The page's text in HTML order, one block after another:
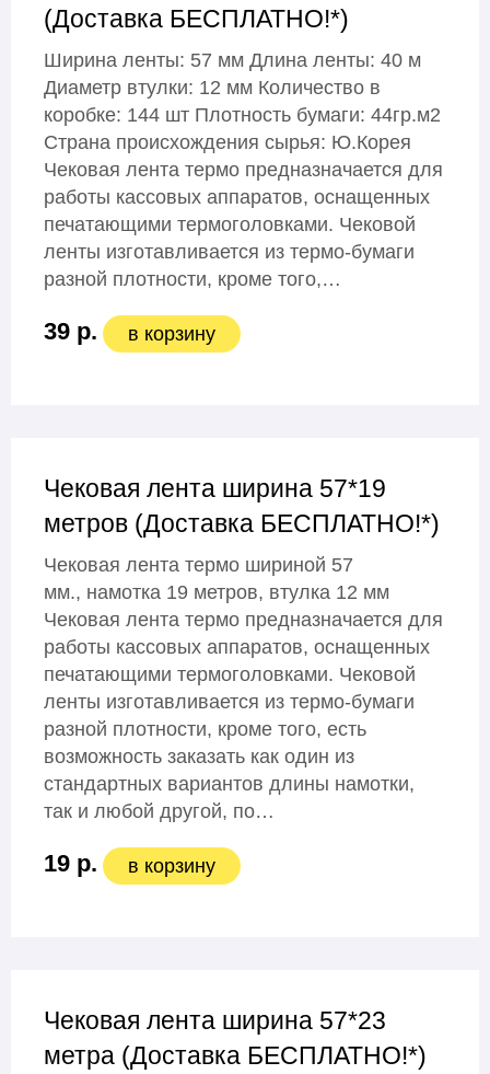
(Доставка БЕСПЛАТНО!*)
Ширина ленты: 57 мм Длина ленты: 40 м
Диаметр втулки: 12 мм Количество в
коробке: 144 шт Плотность бумаги: 44гр.м2
Страна происхождения сырья: Ю.Корея
Чековая лента термо предназначается для
работы кассовых аппаратов, оснащенных
печатающими термоголовками. Чековой
ленты изготавливается из термо-бумаги
разной плотности, кроме того,…
39 р. в корзину
Чековая лента ширина 57*19
метров (Доставка БЕСПЛАТНО!*)
Чековая лента термо шириной 57
мм., намотка 19 метров, втулка 12 мм
Чековая лента термо предназначается для
работы кассовых аппаратов, оснащенных
печатающими термоголовками. Чековой
ленты изготавливается из термо-бумаги
разной плотности, кроме того, есть
возможность заказать как один из
стандартных вариантов длины намотки,
так и любой другой, по…
19 р. в корзину
Чековая лента ширина 57*23
метра (Доставка БЕСПЛАТНО!*)